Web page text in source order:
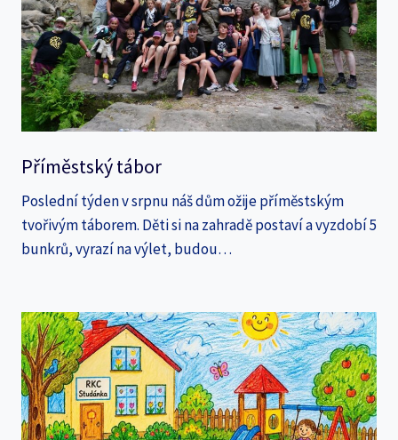
Příměstský tábor
Poslední týden v srpnu náš dům ožije příměstským
tvořivým táborem. Děti si na zahradě postaví a vyzdobí 5
bunkrů, vyrazí na výlet, budou…